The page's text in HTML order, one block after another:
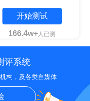
开始测试
166.4w+人已测
评系统
构，及各类自媒体